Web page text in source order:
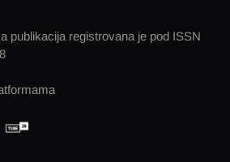
publikacija registrovana je pod ISSN